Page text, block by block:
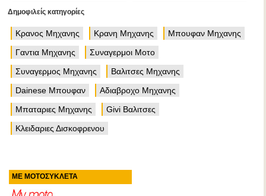
Δημοφιλείς κατηγορίες
Κρανος Μηχανης Κρανη Μηχανης
Μπουφαν Μηχανης
Γαντια Μηχανης
Συναγερμοι Μοτο
Συναγερμος Μηχανης
Βαλιτσες Μηχανης
Dainese Μπουφαν
Αδιαβροχο Μηχανης
Μπαταριες Μηχανης
Givi Βαλιτσες
Κλειδαριες Δισκοφρενου
ΜΕ ΜΟΤΟΣΥΚΛΕΤΑ